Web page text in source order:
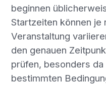
beginnen
Startzeiten können je
Veranstaltung
den genauen
prüfen, besonders
bestimmten